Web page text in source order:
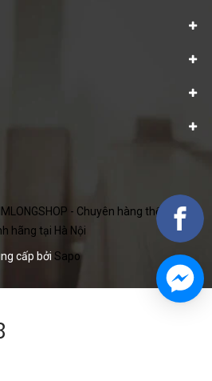
- Chuyên hàng thể thao
hãng tại Hà Nội
cấp bởi Sapo